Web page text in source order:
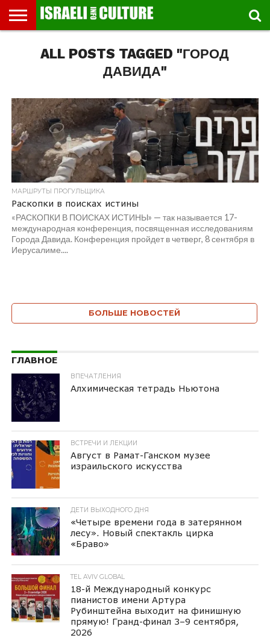
МУЗЕИ
СТРАНА
ФЕСТИВАЛЕЙ
ТЕАТР
КНИГИ.
ТЕКСТЫ
МУЗЫКА
РЕЛИГИЯ/
ИСТОРИЯ
ДВИЖЕНИЕ
ДЕТИ
ВЫХОДНОГО
МАРШРУТЫ
ПРОГУЛЬЩИКА
ВИДЕО-
РЕЧИ
ВПЕЧАТЛЕНИЯ
ВСТРЕЧИ
ИНТЕРВЬЮ
КИНО
AVIVALL POSTS TAGGED "ГОРОД
ДАВИДА"
МАРШРУТЫ ПРОГУЛЬЩИКА
Раскопки в поисках истины
«РАСКОПКИ В ПОИСКАХ ИСТИНЫ» — так называется 17-
международная конференция, посвященная исследованиям
Города Давида. Конференция пройдет в четверг, 8 сентября в
Иерусалиме....
БОЛЬШЕ НОВОСТЕЙ
ГЛАВНОЕ
ВПЕЧАТЛЕНИЯ
Алхимическая тетрадь Ньютона
ВСТРЕЧИ И ЛЕКЦИИ
Август в Рамат-Ганском музее
израильского искусства
ДЕТИ ВЫХОДНОГО ДНЯ
«Четыре времени года в затерянном
лесу». Новый спектакль цирка
«Браво»
TEL AVIV GLOBAL
18-й Международный конкурс
пианистов имени Артура
Рубинштейна выходит на финишную
прямую! Гранд-финал 3–9 сентября,
2026